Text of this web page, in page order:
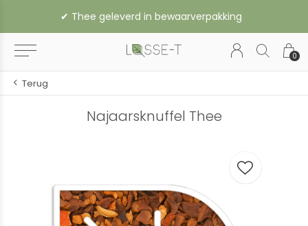
0
✔︎ Thee geleverd in bewaarverpakking
Terug
Najaarsknuffel Thee